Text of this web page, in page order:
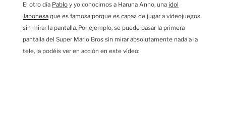
El otro día Pablo y yo conocimos a Haruna Anno, una idol
Japonesa que es famosa porque es capaz de jugar a videojuegos
sin mirar la pantalla. Por ejemplo, se puede pasar la primera
pantalla del Super Mario Bros sin mirar absolutamente nada a la
tele, la podéis ver en acción en este vídeo: